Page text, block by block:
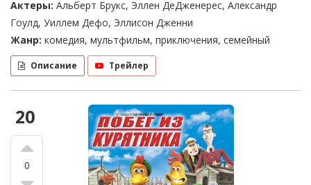
Актеры: Альберт Брукс, Эллен ДеДженерес, Александр
Гоулд, Уиллем Дефо, Эллисон Дженни
Жанр: комедия, мультфильм, приключения, семейный
Описание Трейлер
20
0